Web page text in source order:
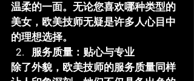
温柔的一面。无论您喜欢哪种类型的
美女，欧美技师无疑是许多人心目中
的理想选择。
服务质量：贴心与专业
除了外貌，欧美技师的服务质量同样